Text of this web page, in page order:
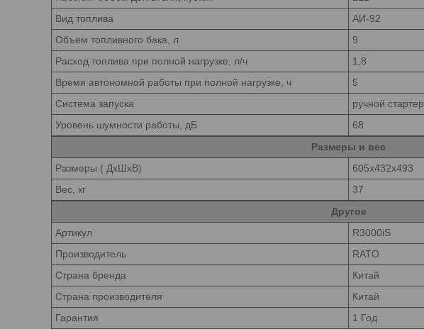
Вид топлива
АИ-92
Объем топливного бака, л
9
Расход топлива при полной нагрузке, л/ч
1,8
Время автономной работы при полной нагрузке, ч
5
Система запуска
ручной стартер
Уровень шумности работы, дБ
68
Размеры и вес
Размеры ( ДхШхВ)
605x432x493
Вес, кг
37
Другое
Артикул
R3000iS
Производитель
RATO
Страна бренда
Китай
Страна производителя
Китай
Гарантия
1 Год